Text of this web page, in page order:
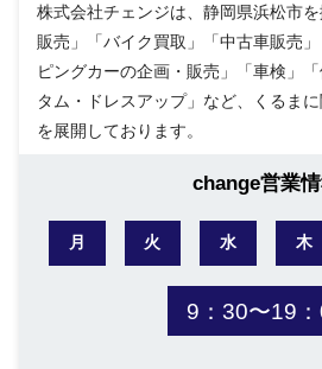
株式会社チェンジは、静岡県浜松市
販売」「バイク買取」「中古車販売
ピングカーの企画・販売」「車検」
タム・ドレスアップ」など、くるま
を展開しております。
change営業
月 火 水 木
9：30〜19